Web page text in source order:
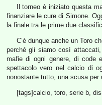
Il torneo è iniziato questa
finanziare le cure di Simone.
la finale tra le prime due
C’è dunque anche un Toro
perché gli siamo così
mafie di ogni genere, di code
spettacolo vero nel calcio di
nonostante tutto, una scusa per
[tags]calcio, toro, serie b,